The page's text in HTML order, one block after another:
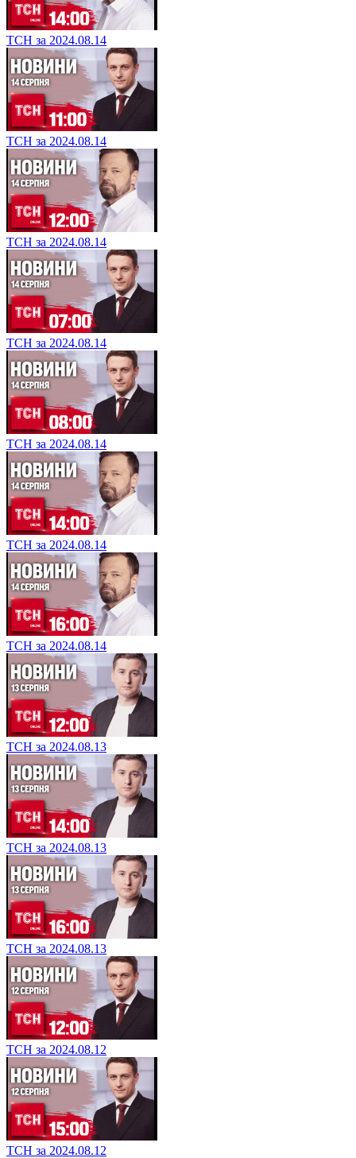
ТСН за 2024.08.14
ТСН за 2024.08.14
ТСН за 2024.08.14
ТСН за 2024.08.14
ТСН за 2024.08.14
ТСН за 2024.08.14
ТСН за 2024.08.14
ТСН за 2024.08.13
ТСН за 2024.08.13
ТСН за 2024.08.13
ТСН за 2024.08.12
ТСН за 2024.08.12